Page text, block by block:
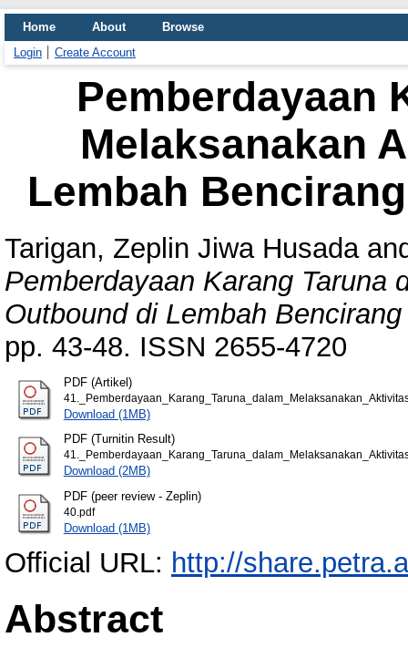
Home About
Browse
Login
Create Account
Pemberdayaan
Melaksanakan
Lembah
Tarigan, Zeplin Jiwa Husada
Pemberdayaan Karang Taruna
Outbound di Lembah
pp. 43-48. ISSN 2655-4720
PDF (Artikel)
Download (1MB)
PDF (Turnitin Result)
Download (2MB)
PDF (peer review - Zeplin)
40.pdf
Download (1MB)
Official URL: http://
Abstract